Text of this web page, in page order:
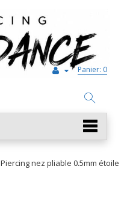
Panier: 0
Piercing nez pliable 0.5mm étoile